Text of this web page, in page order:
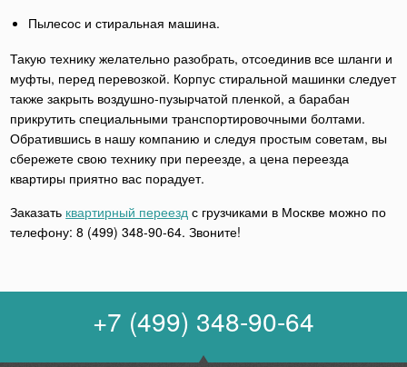
Пылесос и стиральная машина.
Такую технику желательно разобрать, отсоединив все шланги и
муфты, перед перевозкой. Корпус стиральной машинки следует
также закрыть воздушно-пузырчатой пленкой, а барабан
прикрутить специальными транспортировочными болтами.
Обратившись в нашу компанию и следуя простым советам, вы
сбережете свою технику при переезде, а цена переезда
квартиры приятно вас порадует.
Заказать квартирный переезд с грузчиками в Москве можно по
телефону: 8 (499) 348-90-64. Звоните!
+7 (499) 348-90-64